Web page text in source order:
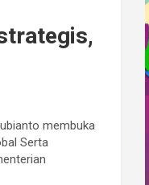
membuka
Serta